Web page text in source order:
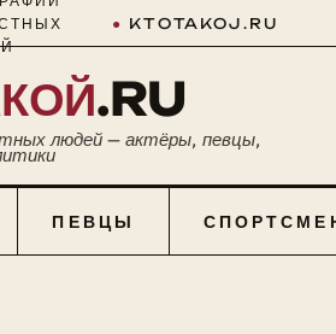
● KTOTAKOJ.RU
.RU
людей — актёры, певцы,
ПЕВЦЫ